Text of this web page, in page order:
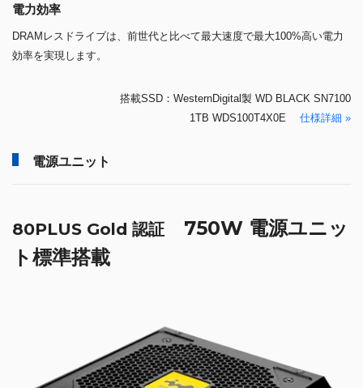
電力効率
DRAMレスドライブは、前世代と比べて最大速度で最大100%高い電力
効率を実現します。
搭載SSD：WesternDigital製 WD BLACK SN7100
1TB WDS100T4X0E 仕様詳細 »
電源ユニット
80PLUS Gold 認証 750W 電源ユニッ
ト標準搭載